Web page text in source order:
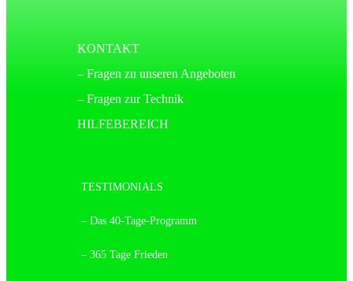
KONTAKT
– Fragen zu unseren Angeboten
– Fragen zur Technik
HILFEBEREICH
TESTIMONIALS
– Das 40-Tage-Programm
– 365 Tage Frieden